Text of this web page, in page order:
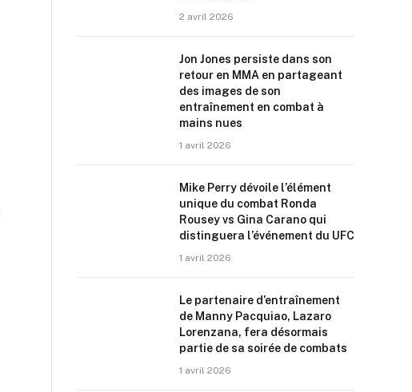
2 avril 2026
Jon Jones persiste dans son
retour en MMA en partageant
des images de son
entraînement en combat à
mains nues
1 avril 2026
Mike Perry dévoile l’élément
unique du combat Ronda
Rousey vs Gina Carano qui
distinguera l’événement du UFC
1 avril 2026
Le partenaire d’entraînement
de Manny Pacquiao, Lazaro
Lorenzana, fera désormais
partie de sa soirée de combats
1 avril 2026